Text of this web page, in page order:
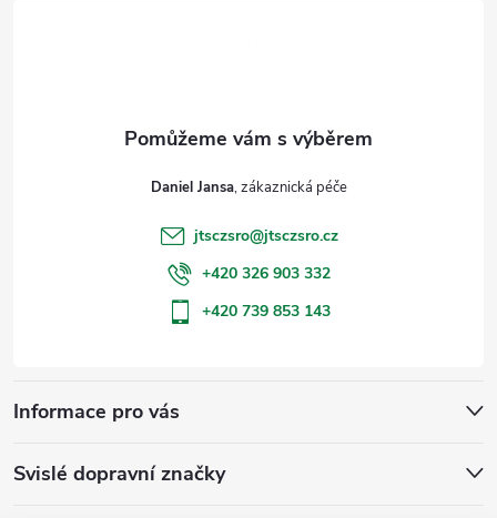
Informace pro vás
Svislé dopravní značky
Daniel Jansa
jtsczsro@jtsczsro.cz
+420 326 903 332
+420 739 853 143